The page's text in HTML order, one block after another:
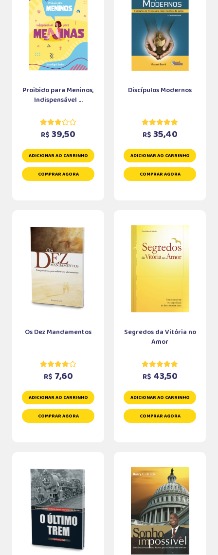
Proibido para Meninos,
Indispensável ...
R$ 39,50
ADICIONAR AO CARRINHO
COMPRAR AGORA
Discípulos Modernos
R$ 35,40
ADICIONAR AO CARRINHO
COMPRAR AGORA
Os Dez Mandamentos
R$ 7,60
ADICIONAR AO CARRINHO
COMPRAR AGORA
Segredos da Vitória no
Amor
R$ 43,50
ADICIONAR AO CARRINHO
COMPRAR AGORA